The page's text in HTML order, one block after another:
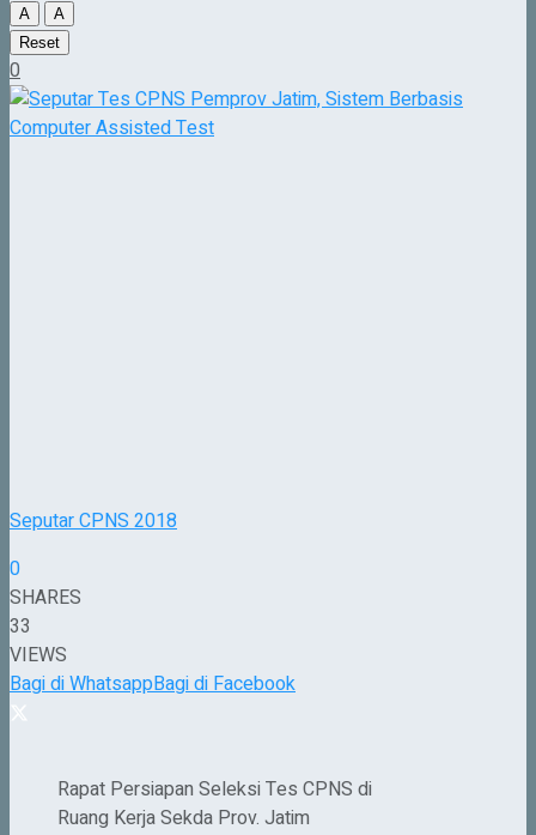
A
A
Reset
0
Seputar CPNS 2018
0
SHARES
33
VIEWS
Bagi di WhatsappBagi di Facebook
Rapat Persiapan Seleksi Tes CPNS di
Ruang Kerja Sekda Prov. Jatim